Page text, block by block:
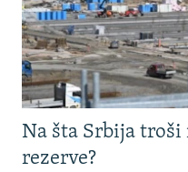
Na šta Srbija
rezerve?